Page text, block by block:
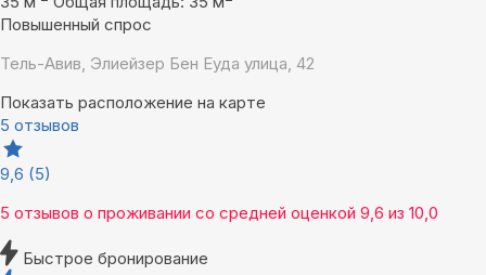
Повышенный спрос
Тель-Авив, Элиейзер Бен Еуда улица, 42
Показать расположение на карте
5 отзывов
9,6 (5)
5 отзывов о проживании со средней оценкой 9,6 из 10,0
Быстрое бронирование